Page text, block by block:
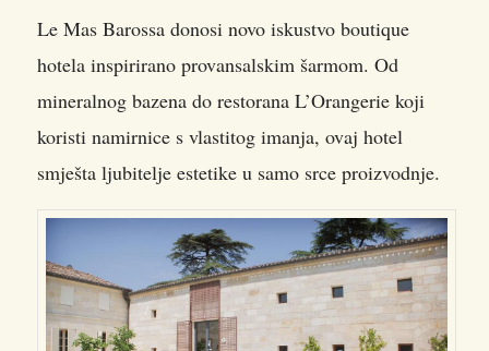
Le Mas Barossa donosi novo iskustvo boutique
hotela inspirirano provansalskim šarmom. Od
mineralnog bazena do restorana L’Orangerie koji
koristi namirnice s vlastitog imanja, ovaj hotel
smješta ljubitelje estetike u samo srce proizvodnje.